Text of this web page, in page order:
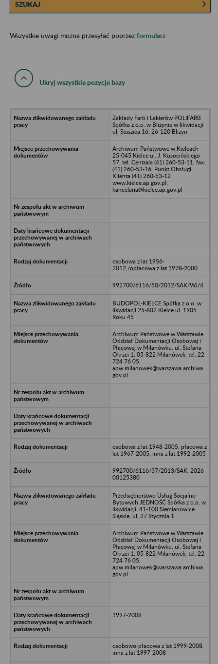
SZUKAJ
Wszystkie uwagi można przesyłać poprzez formularz
Ukryj wszystkie pozycje bazy
Zakłady Farb i Lakierów POLIFARB
Spółka z o.o. w Bliżynie w likwidacji
ul. Staszica 16, 26-120 Bliżyn
Archiwum Państwowe w Kielcach
25-045 Kielce ul. J. Kusocińskiego
57, tel. Centrala (41) 260-53-11, fax:
(41) 260-53-16, Punkt Obsługi
Klienta (41) 260-53-12
www.kielce.ap.gov.pl;
kancelaria@kielce.ap.gov.pl
osobowa z lat 1956-
2012,/npłacowa z lat 1978-2000
992700/6116/50/2012/SAK/WJ/4
BUDOPOL-KIELCE Spółka z o.o. w
likwidacji 25-802 Kielce ul. 1905
Roku 45
Archiwum Państwowe w Warszawie
Oddział Dokumentacji Osobowej i
Płacowej w Milanówku, ul. Stefana
Okrzei 1, 05-822 Milanówek, tel. 22
724 76 05,
apw.milanowek@warszawa.archiwa.
gov.pl
osobowa z lat 1948-2005, płacowa z
lat 1967-2005, inna z lat 1992-2005
992700/6116/37/2013/SAK, 2026-
00125380
Przedsiębiorstwo Usług Socjalno-
Bytowych JEDNOŚĆ Spółka z o.o. w
likwidacji, 41-100 Siemianowice
Śląskie, ul. 27 Stycznia 1
Archiwum Państwowe w Warszawie
Oddział Dokumentacji Osobowej i
Płacowej w Milanówku, ul. Stefana
Okrzei 1, 05-822 Milanówek, tel. 22
724 76 05,
apw.milanowek@warszawa.archiwa.
gov.pl
1997-2008
osobowo-płacowa z lat 1999-2008,
inna z lat 1997-2008